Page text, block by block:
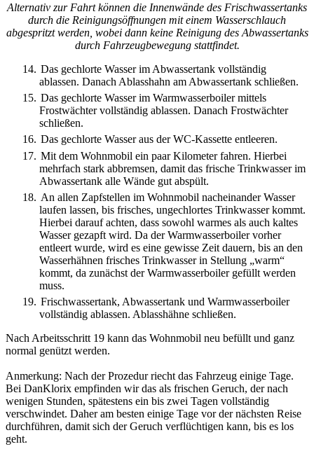
Alternativ zur Fahrt können die Innenwände des Frischwassertanks
durch die Reinigungsöffnungen mit einem Wasserschlauch
abgespritzt werden, wobei dann keine Reinigung des Abwassertanks
durch Fahrzeugbewegung stattfindet.
14. Das gechlorte Wasser im Abwassertank vollständig
ablassen. Danach Ablasshahn am Abwassertank schließen.
15. Das gechlorte Wasser im Warmwasserboiler mittels
Frostwächter vollständig ablassen. Danach Frostwächter
schließen.
16. Das gechlorte Wasser aus der WC-Kassette entleeren.
17. Mit dem Wohnmobil ein paar Kilometer fahren. Hierbei
mehrfach stark abbremsen, damit das frische Trinkwasser im
Abwassertank alle Wände gut abspült.
18. An allen Zapfstellen im Wohnmobil nacheinander Wasser
laufen lassen, bis frisches, ungechlortes Trinkwasser kommt.
Hierbei darauf achten, dass sowohl warmes als auch kaltes
Wasser gezapft wird. Da der Warmwasserboiler vorher
entleert wurde, wird es eine gewisse Zeit dauern, bis an den
Wasserhähnen frisches Trinkwasser in Stellung „warm“
kommt, da zunächst der Warmwasserboiler gefüllt werden
muss.
19. Frischwassertank, Abwassertank und Warmwasserboiler
vollständig ablassen. Ablasshähne schließen.
Nach Arbeitsschritt 19 kann das Wohnmobil neu befüllt und ganz
normal genützt werden.
Anmerkung: Nach der Prozedur riecht das Fahrzeug einige Tage.
Bei DanKlorix empfinden wir das als frischen Geruch, der nach
wenigen Stunden, spätestens ein bis zwei Tagen vollständig
verschwindet. Daher am besten einige Tage vor der nächsten Reise
durchführen, damit sich der Geruch verflüchtigen kann, bis es los
geht.